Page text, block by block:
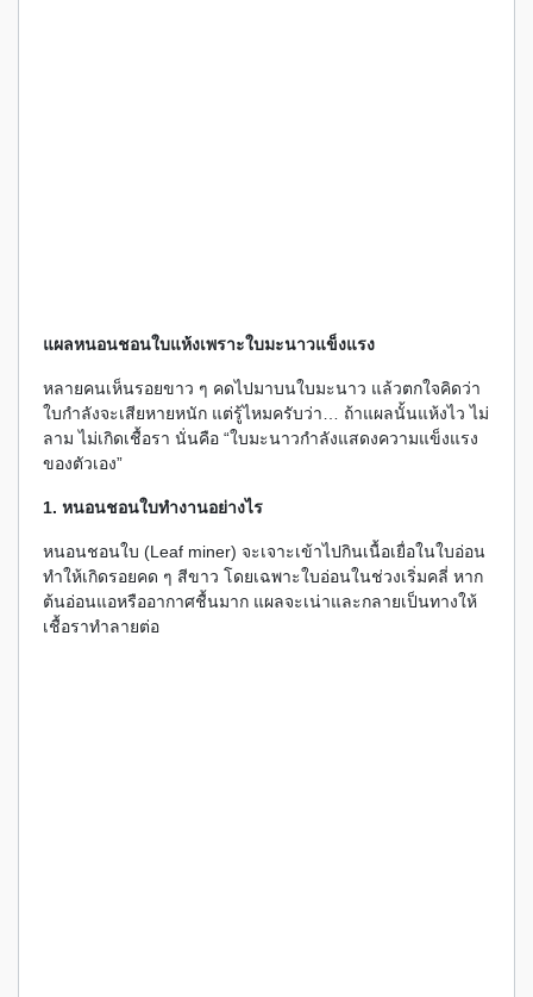
แผลหนอนชอนใบแห้งเพราะใบมะนาวแข็งแรง
หลายคนเห็นรอยขาว ๆ คดไปมาบนใบมะนาว แล้วตกใจคิดว่า
ใบกำลังจะเสียหายหนัก แต่รู้ไหมครับว่า… ถ้าแผลนั้นแห้งไว ไม่
ลาม ไม่เกิดเชื้อรา นั่นคือ “ใบมะนาวกำลังแสดงความแข็งแรง
ของตัวเอง”
1. หนอนชอนใบทำงานอย่างไร
หนอนชอนใบ (Leaf miner) จะเจาะเข้าไปกินเนื้อเยื่อในใบอ่อน
ทำให้เกิดรอยคด ๆ สีขาว โดยเฉพาะใบอ่อนในช่วงเริ่มคลี่ หาก
ต้นอ่อนแอหรืออากาศชื้นมาก แผลจะเน่าและกลายเป็นทางให้
เชื้อราทำลายต่อ